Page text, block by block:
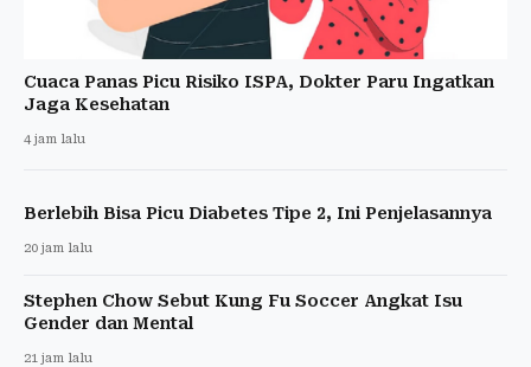
Cuaca Panas Picu Risiko ISPA, Dokter Paru Ingatkan
Jaga Kesehatan
4 jam lalu
Berlebih Bisa Picu Diabetes Tipe 2, Ini Penjelasannya
20 jam lalu
Stephen Chow Sebut Kung Fu Soccer Angkat Isu
Gender dan Mental
21 jam lalu